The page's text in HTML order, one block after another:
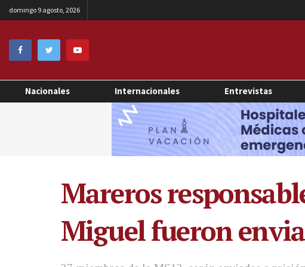
domingo 9 agosto, 2026
Nacionales Internacionales Entrevistas
Mareros
Miguel fueron